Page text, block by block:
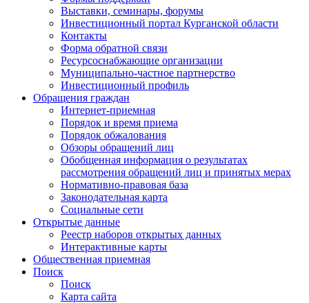
Выставки, семинары, форумы
Инвестиционный портал Курганской области
Контакты
Форма обратной связи
Ресурсоснабжающие организации
Муниципально-частное партнерство
Инвестиционный профиль
Обращения граждан
Интернет-приемная
Порядок и время приема
Порядок обжалования
Обзоры обращений лиц
Обобщенная информация о результатах
рассмотрения обращений лиц и принятых мерах
Нормативно-правовая база
Законодательная карта
Социальные сети
Открытые данные
Реестр наборов открытых данных
Интерактивные карты
Общественная приемная
Поиск
Поиск
Карта сайта